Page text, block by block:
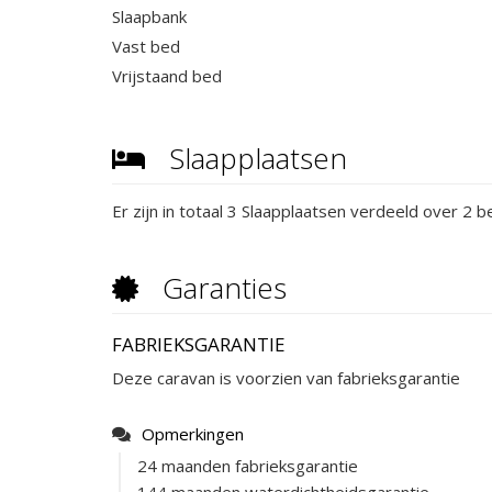
Slaapbank
Vast bed
Vrijstaand bed
Slaapplaatsen
Er zijn in totaal 3 Slaapplaatsen verdeeld over 2
Garanties
FABRIEKSGARANTIE
Deze caravan is voorzien van fabrieksgarantie
Opmerkingen
24 maanden fabrieksgarantie